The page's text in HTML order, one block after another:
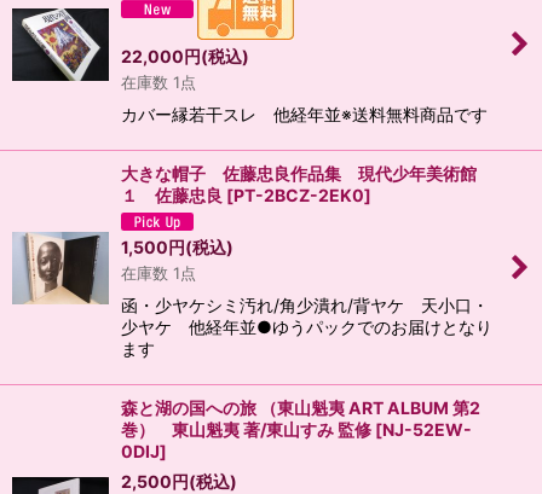
22,000円(税込)
在庫数 1点
カバー縁若干スレ 他経年並※送料無料商品です
大きな帽子 佐藤忠良作品集 現代少年美術館
１ 佐藤忠良 [PT-2BCZ-2EK0]
1,500円(税込)
在庫数 1点
函・少ヤケシミ汚れ/角少潰れ/背ヤケ 天小口・
少ヤケ 他経年並●ゆうパックでのお届けとなり
ます
森と湖の国への旅 （東山魁夷 ART ALBUM 第2
巻） 東山魁夷 著/東山すみ 監修 [NJ-52EW-
0DIJ]
2,500円(税込)